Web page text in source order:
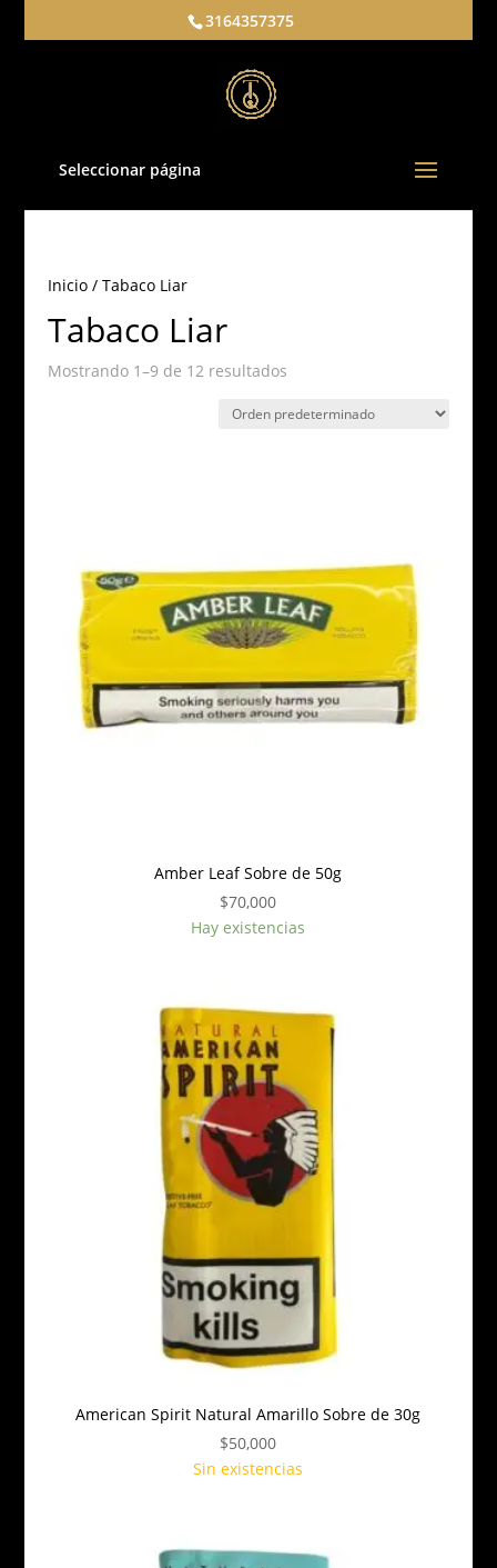
3164357375
Seleccionar página
Inicio/ Tabaco Liar
Tabaco Liar
Mostrando 1–9 de 12 resultados
Amber Leaf Sobre de 50g
$70,000
Hay existencias
American Spirit Natural Amarillo Sobre de 30g
$50,000
Sin existencias